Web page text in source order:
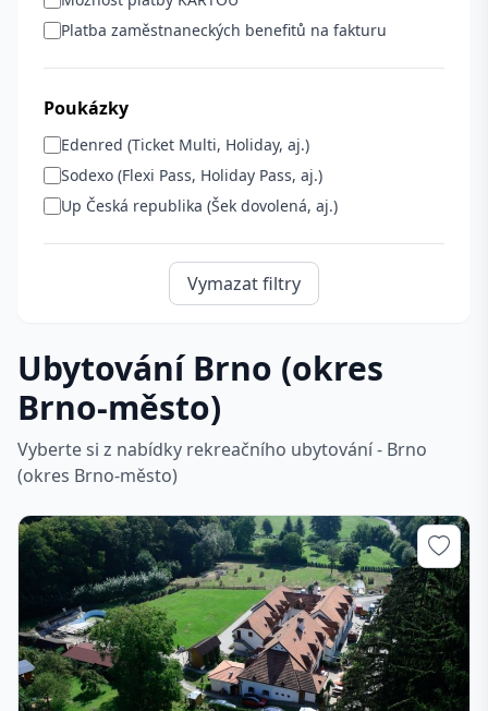
Platba zaměstnaneckých benefitů na fakturu
Poukázky
Edenred (Ticket Multi, Holiday, aj.)
Sodexo (Flexi Pass, Holiday Pass, aj.)
Up Česká republika (Šek dovolená, aj.)
Vymazat filtry
Ubytování Brno (okres
Brno-město)
Vyberte si z nabídky rekreačního ubytování - Brno
(okres Brno-město)